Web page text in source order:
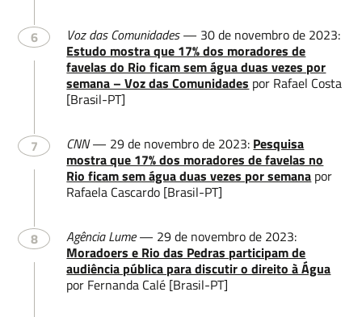
6 Voz das Comunidades— 30 de novembro de 2023:
Estudo mostra que 17% dos moradores de
favelas do Rio ficam sem água duas vezes por
semana – Voz das Comunidades por Rafael Costa
[Brasil-PT]
7 CNN— 29 de novembro de 2023: Pesquisa
mostra que 17% dos moradores de favelas no
Rio ficam sem água duas vezes por semana por
Rafaela Cascardo [Brasil-PT]
8 Agência Lume— 29 de novembro de 2023:
Moradoers e Rio das Pedras participam de
audiência pública para discutir o direito à Água
por Fernanda Calé [Brasil-PT]